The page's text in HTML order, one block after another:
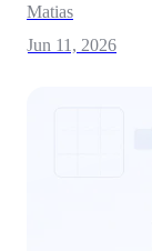
Matias
Jun 11, 2026